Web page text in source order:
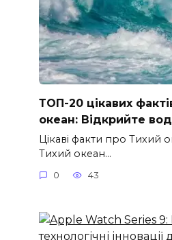
ТОП-20 цікавих
океан: Відкрийте
Цікаві факти про Тихий
Тихий океан…
0 43